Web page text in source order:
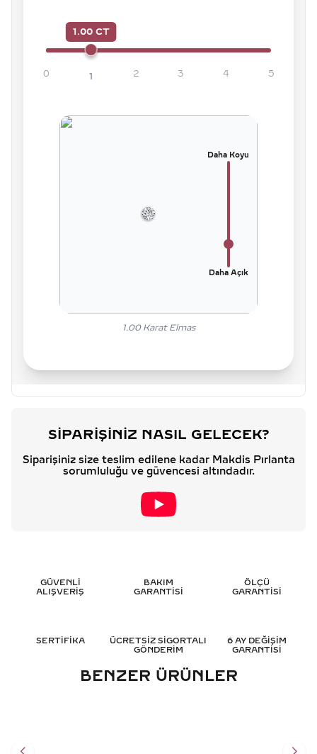
1.00 CT
0 1 2 3 4 5
Daha Koyu
Daha Açık
1.00Karat Elmas
SIPARIŞINIZ NASIL GELECEK?
Siparişiniz size teslim edilene kadar Makdis Pırlanta
sorumluluğu ve güvencesi altındadır.
GÜVENLİ
ALIŞVERİŞ
BAKIM
GARANTİSİ
ÖLÇÜ
GARANTİSİ
SERTİFİKA
ÜCRETSİZ SİGORTALI
GÖNDERİM
6 AY DEĞİŞİM
GARANTİSİ
BENZER ÜRÜNLER